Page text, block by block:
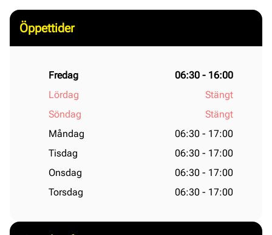
Öppettider
Fredag
06:30 - 16:00
Lördag
Stängt
Söndag
Stängt
Måndag
06:30 - 17:00
Tisdag
06:30 - 17:00
Onsdag
06:30 - 17:00
Torsdag
06:30 - 17:00